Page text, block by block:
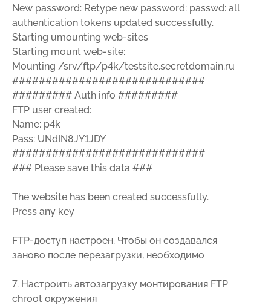
New password: Retype new password: passwd: all
authentication tokens updated successfully.
Starting umounting web-sites
Starting mount web-site:
Mounting /srv/ftp/p4k/testsite.secretdomain.ru
#############################
######### Auth info #########
FTP user created:
Name: p4k
Pass: UNdIN8JY1JDY
#############################
### Please save this data ###
The website has been created successfully.
Press any key
FTP-доступ настроен. Чтобы он создавался
заново после перезагрузки, необходимо
7. Настроить автозагрузку монтирования FTP
chroot окружения